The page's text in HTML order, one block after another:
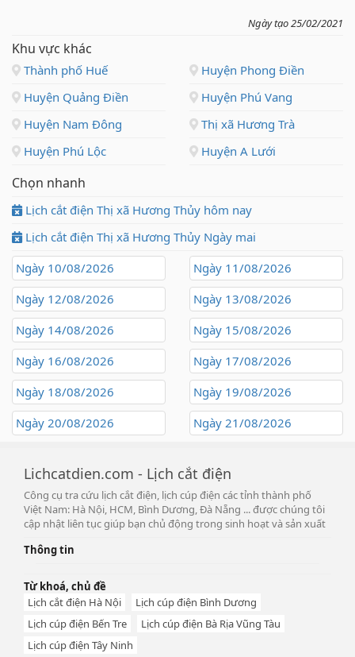
Ngày tạo 25/02/2021
Khu vực khác
Thành phố Huế
Huyện Phong Điền
Huyện Quảng Điền
Huyện Phú Vang
Huyện Nam Đông
Thị xã Hương Trà
Huyện Phú Lộc
Huyện A Lưới
Chọn nhanh
Lịch cắt điện Thị xã Hương Thủy hôm nay
Lịch cắt điện Thị xã Hương Thủy Ngày mai
Ngày 10/08/2026
Ngày 11/08/2026
Ngày 12/08/2026
Ngày 13/08/2026
Ngày 14/08/2026
Ngày 15/08/2026
Ngày 16/08/2026
Ngày 17/08/2026
Ngày 18/08/2026
Ngày 19/08/2026
Ngày 20/08/2026
Ngày 21/08/2026
Lichcatdien.com - Lịch cắt điện
Công cụ tra cứu lịch cắt điện, lịch cúp điện các tỉnh thành phố
Việt Nam: Hà Nội, HCM, Bình Dương, Đà Nẵng ... được chúng tôi
cập nhật liên tục giúp bạn chủ động trong sinh hoạt và sản xuất
Thông tin
Từ khoá, chủ đề
Lịch cắt điện Hà Nội
Lịch cúp điện Bình Dương
Lịch cúp điện Bến Tre
Lịch cúp điện Bà Rịa Vũng Tàu
Lịch cúp điện Tây Ninh